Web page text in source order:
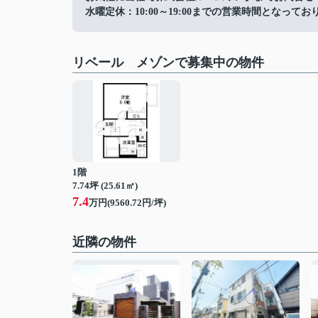
水曜定休：10:00～19:00までの営業時間となってお
リベール メゾンで募集中の物件
1階
7.74坪 (25.61㎡)
7.4万円(9560.72円/坪)
近隣の物件